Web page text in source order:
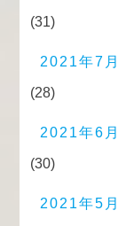
(31)
2021年7月
(28)
2021年6月
(30)
2021年5月